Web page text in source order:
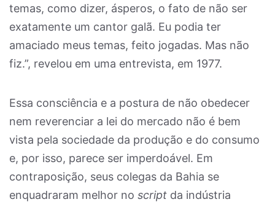
temas, como dizer, ásperos, o fato de não ser
exatamente um cantor galã. Eu podia ter
amaciado meus temas, feito jogadas. Mas não
fiz.”, revelou em uma entrevista, em 1977.
Essa consciência e a postura de não obedecer
nem reverenciar a lei do mercado não é bem
vista pela sociedade da produção e do consumo
e, por isso, parece ser imperdoável. Em
contraposição, seus colegas da Bahia se
enquadraram melhor no script da indústria